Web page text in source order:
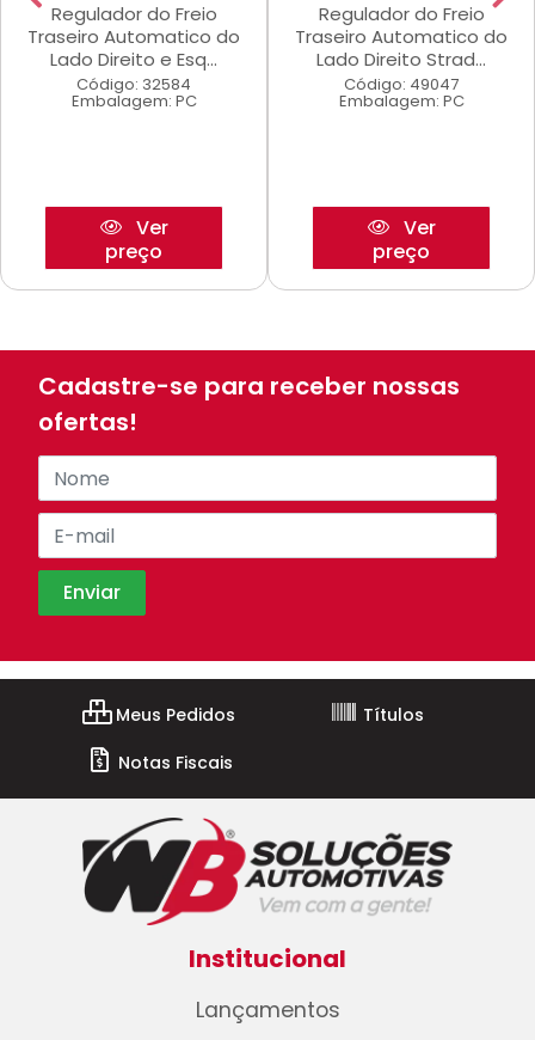
Regulador do Freio
Traseiro Automatico do
Lado Direito e Esq...
Código: 32584
Embalagem: PC
Ver
preço
Regulador do Freio
Traseiro Automatico do
Lado Direito Strad...
Código: 49047
Embalagem: PC
Ver
preço
Cadastre-se para receber nossas
ofertas!
Meus Pedidos
Títulos
Notas Fiscais
Institucional
Lançamentos